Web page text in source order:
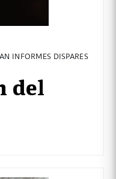
INFORMES DISPARES
del